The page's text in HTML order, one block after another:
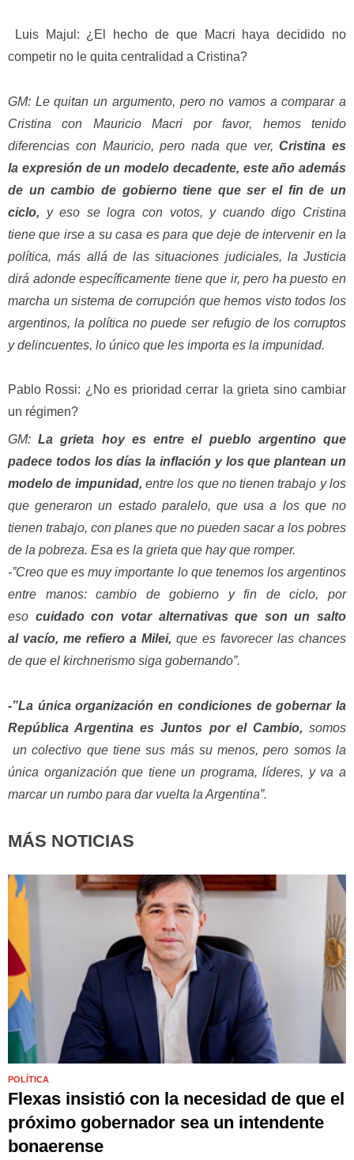
Luis Majul: ¿El hecho de que Macri haya decidido no
competir no le quita centralidad a Cristina?
GM: Le quitan un argumento, pero no vamos a comparar a
Cristina con Mauricio Macri por favor, hemos tenido
diferencias con Mauricio, pero nada que ver,Cristina es
la expresión de un modelo decadente, este año además
de un cambio de gobierno tiene que ser el fin de un
ciclo, y eso se logra con votos, y cuando digo Cristina
tiene que irse a su casa es para que deje de intervenir en la
política, más allá de las situaciones judiciales, la Justicia
dirá adonde específicamente tiene que ir, pero ha puesto en
marcha un sistema de corrupción que hemos visto todos los
argentinos, la política no puede ser refugio de los corruptos
y delincuentes, lo único que les importa es la impunidad.
Pablo Rossi: ¿No es prioridad cerrar la grieta sino cambiar
un régimen?
GM:La grieta hoy es entre el pueblo argentino que
padece todos los días la inflación y los que plantean un
modelo de impunidad, entre los que no tienen trabajo y los
que generaron un estado paralelo, que usa a los que no
tienen trabajo, con planes que no pueden sacar a los pobres
de la pobreza. Esa es la grieta que hay que romper.
-”Creo que es muy importante lo que tenemos los argentinos
entre manos: cambio de gobierno y fin de ciclo, por
eso cuidado con votar alternativas que son un salto
al vacío, me refiero a Milei, que es favorecer las chances
de que el kirchnerismo siga gobernando”.
-”La única organización en condiciones de gobernar la
República Argentina es Juntos por el Cambio, somos
un colectivo que tiene sus más su menos, pero somos la
única organización que tiene un programa, líderes, y va a
marcar un rumbo para dar vuelta la Argentina”.
MÁS NOTICIAS
POLÍTICA
Flexas insistió con la necesidad de que el
próximo gobernador sea un intendente
bonaerense